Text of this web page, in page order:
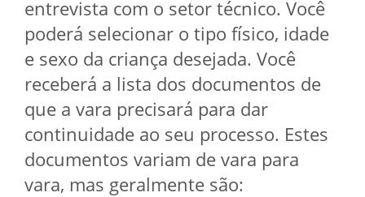
entrevista com o setor técnico. Você
poderá selecionar o tipo físico, idade
e sexo da criança desejada. Você
receberá a lista dos documentos de
que a vara precisará para dar
continuidade ao seu processo. Estes
documentos variam de vara para
vara, mas geralmente são: